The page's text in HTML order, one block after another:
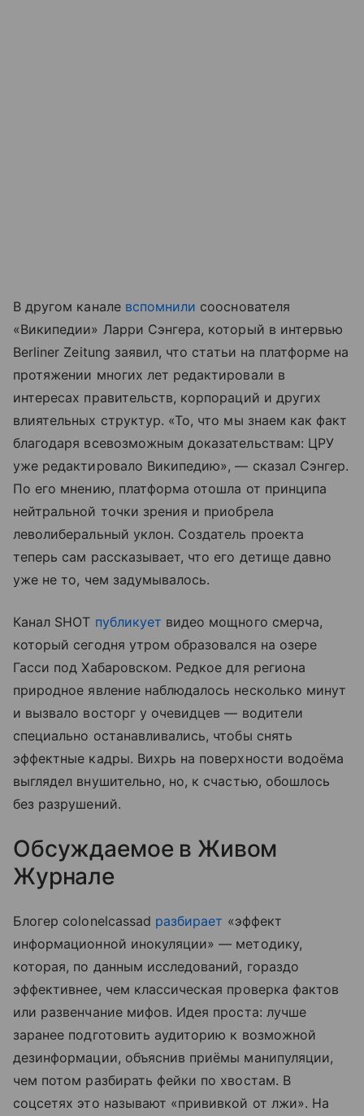
В другом канале вспомнили сооснователя
«Википедии» Ларри Сэнгера, который в интервью
Berliner Zeitung заявил, что статьи на платформе на
протяжении многих лет редактировали в
интересах правительств, корпораций и других
влиятельных структур. «То, что мы знаем как факт
благодаря всевозможным доказательствам: ЦРУ
уже редактировало Википедию», — сказал Сэнгер.
По его мнению, платформа отошла от принципа
нейтральной точки зрения и приобрела
леволиберальный уклон. Создатель проекта
теперь сам рассказывает, что его детище давно
уже не то, чем задумывалось.
Канал SHOT публикует видео мощного смерча,
который сегодня утром образовался на озере
Гасси под Хабаровском. Редкое для региона
природное явление наблюдалось несколько минут
и вызвало восторг у очевидцев — водители
специально останавливались, чтобы снять
эффектные кадры. Вихрь на поверхности водоёма
выглядел внушительно, но, к счастью, обошлось
без разрушений.
Обсуждаемое в Живом
Журнале
Блогер colonelcassad разбирает «эффект
информационной инокуляции» — методику,
которая, по данным исследований, гораздо
эффективнее, чем классическая проверка фактов
или развенчание мифов. Идея проста: лучше
заранее подготовить аудиторию к возможной
дезинформации, объяснив приёмы манипуляции,
чем потом разбирать фейки по хвостам. В
соцсетях это называют «прививкой от лжи». На